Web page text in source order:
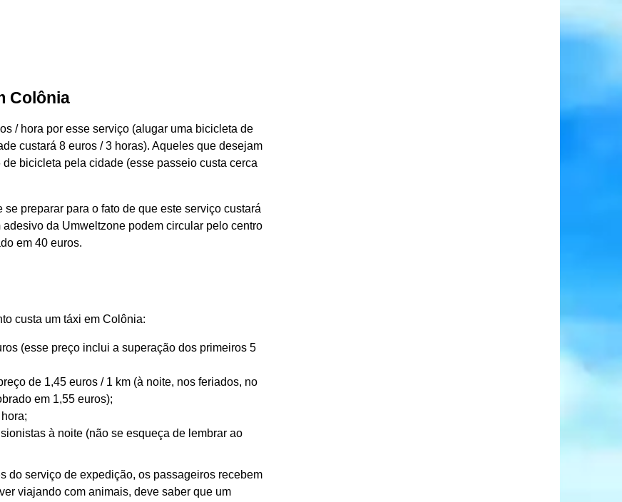
Colônia
/ hora por esse serviço (alugar uma bicicleta de
custará 8 euros / 3 horas). Aqueles que desejam
bicicleta pela cidade (esse passeio custa cerca
preparar para o fato de que este serviço custará
da Umweltzone podem circular pelo centro
em 40 euros.
custa um táxi em Colônia:
(esse preço inclui a superação dos primeiros 5
de 1,45 euros / 1 km (à noite, nos feriados, no
em 1,55 euros);
à noite (não se esqueça de lembrar ao
do serviço de expedição, os passageiros recebem
viajando com animais, deve saber que um